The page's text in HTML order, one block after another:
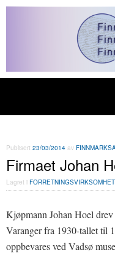
Publisert 23/03/2014 av
Firmaet Johan
Lagret i
Kjøpmann Johan Hoel
Varanger fra 1930-tallet til
oppbevares ved Vadsø